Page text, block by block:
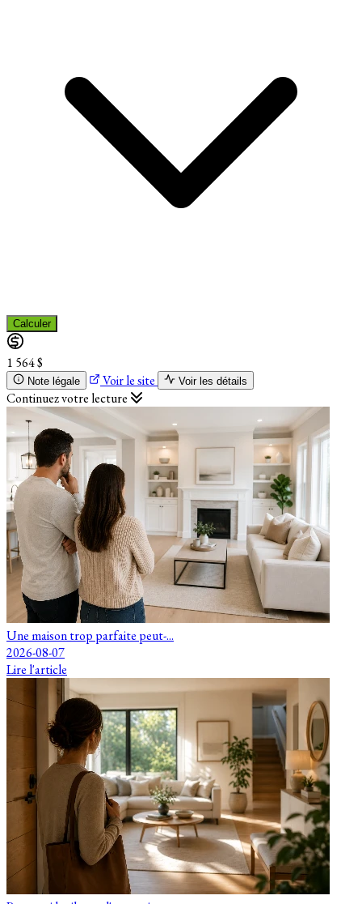
Calculer
1 564 $
Note légale Voir le site Voir les détails
Continuez votre lecture
Une maison trop parfaite peut-...
2026-08-07
Lire l'article